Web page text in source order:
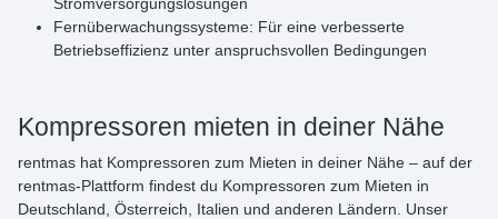
Fernüberwachungssysteme: Für eine verbesserte
Betriebseffizienz unter anspruchsvollen Bedingungen
Kompressoren mieten in deiner Nähe
rentmas hat Kompressoren zum Mieten in deiner Nähe – auf der
rentmas-Plattform findest du Kompressoren zum Mieten in
Deutschland, Österreich, Italien und anderen Ländern. Unser